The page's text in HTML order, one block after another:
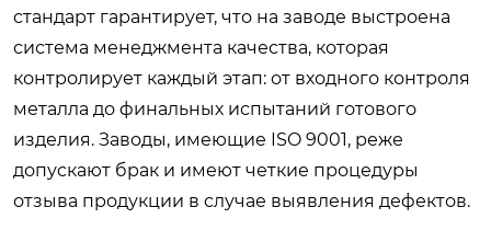
стандарт гарантирует, что на заводе выстроена
система менеджмента качества, которая
контролирует каждый этап: от входного контроля
металла до финальных испытаний готового
изделия. Заводы, имеющие ISO 9001, реже
допускают брак и имеют четкие процедуры
отзыва продукции в случае выявления дефектов.